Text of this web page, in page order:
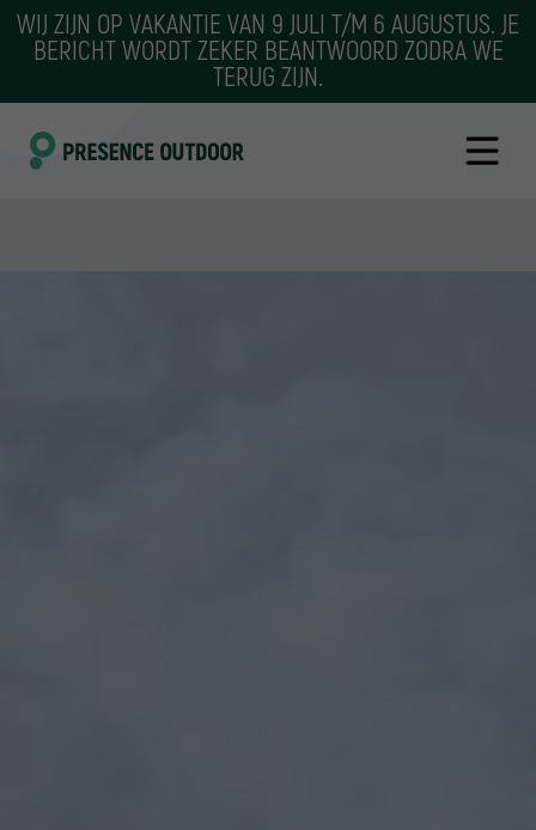
WIJ ZIJN OP VAKANTIE VAN 9 JULI T/M 6 AUGUSTUS. JE
BERICHT WORDT ZEKER BEANTWOORD ZODRA WE
TERUG ZIJN.